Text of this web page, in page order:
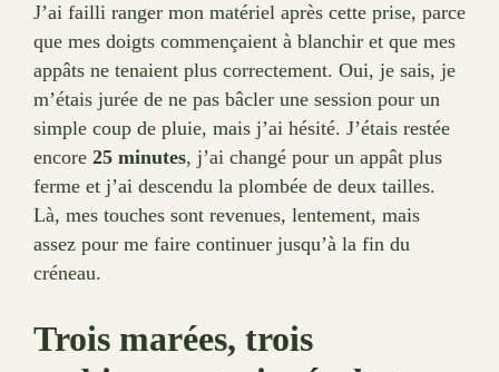
J’ai failli ranger mon matériel après cette prise, parce
que mes doigts commençaient à blanchir et que mes
appâts ne tenaient plus correctement. Oui, je sais, je
m’étais jurée de ne pas bâcler une session pour un
simple coup de pluie, mais j’ai hésité. J’étais restée
encore 25 minutes, j’ai changé pour un appât plus
ferme et j’ai descendu la plombée de deux tailles.
Là, mes touches sont revenues, lentement, mais
assez pour me faire continuer jusqu’à la fin du
créneau.
Trois marées, trois